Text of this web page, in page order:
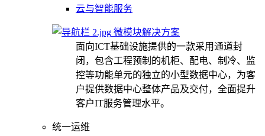
云与智能服务
微模块解决方案
面向ICT基础设施提供的一款采用通道封
闭，包含工程预制的机柜、配电、制冷、监
控等功能单元的独立的小型数据中心，为客
户提供数据中心整体产品及交付，全面提升
客户IT服务管理水平。
统一运维